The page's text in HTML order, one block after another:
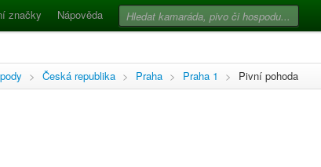
značky Nápověda
> Česká republika > Praha > Praha 1 > Pivní pohoda